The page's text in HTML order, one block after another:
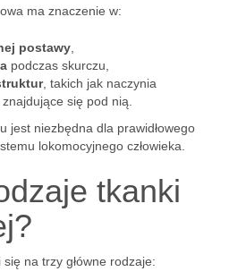
ma znaczenie w:
postawy
podczas skurczu,
, takich jak naczynia
się pod nią.
jest niezbędna dla prawidłowego
lokomocyjnego człowieka.
tkanki
się na trzy główne rodzaje: